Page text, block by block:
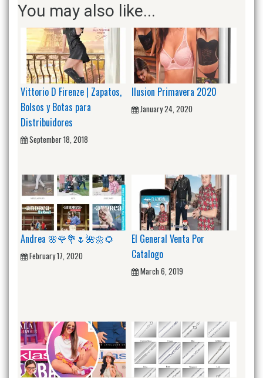
You may also like...
Vittorio D Firenze | Zapatos,
Bolsos y Botas para
Distribuidores
September 18, 2018
Ilusion Primavera 2020
January 24, 2020
Andrea 🌸🌹💐🌷🌺🌼🌻
February 17, 2020
El General Venta Por
Catalogo
March 6, 2019